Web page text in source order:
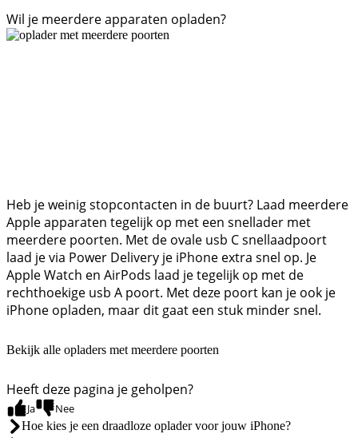
Wil je meerdere apparaten opladen?
Heb je weinig stopcontacten in de buurt? Laad meerdere
Apple apparaten tegelijk op met een snellader met
meerdere poorten. Met de ovale usb C snellaadpoort
laad je via Power Delivery je iPhone extra snel op. Je
Apple Watch en AirPods laad je tegelijk op met de
rechthoekige usb A poort. Met deze poort kan je ook je
iPhone opladen, maar dit gaat een stuk minder snel.
Bekijk alle opladers met meerdere poorten
Heeft deze pagina je geholpen?
Ja Nee
Hoe kies je een draadloze oplader voor jouw iPhone?